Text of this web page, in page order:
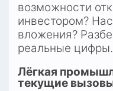
возможности
инвестором?
вложения?
реальные цифры.
Лёгкая
текущие